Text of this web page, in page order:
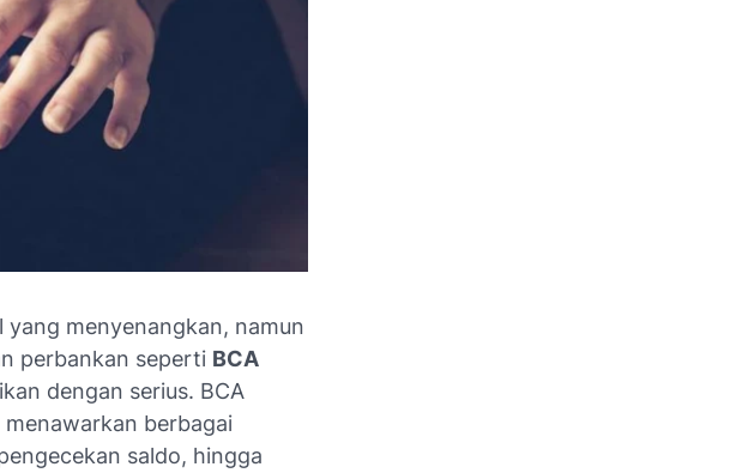
menyenangkan, namun
perbankan seperti BCA
dengan serius. BCA
berbagai
saldo, hingga